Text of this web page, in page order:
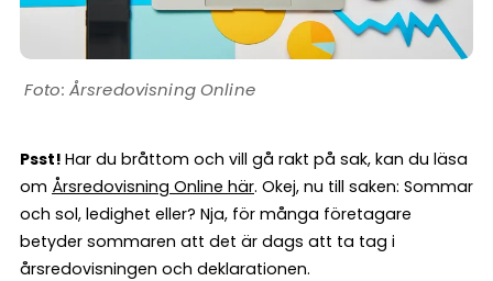
Årsredovisning Online
Psst! Har du bråttom och vill gå rakt på sak, kan du läsa
om Årsredovisning Online här. Okej, nu till saken: Sommar
och sol, ledighet eller? Nja, för många företagare
betyder sommaren att det är dags att ta tag i
årsredovisningen och deklarationen.